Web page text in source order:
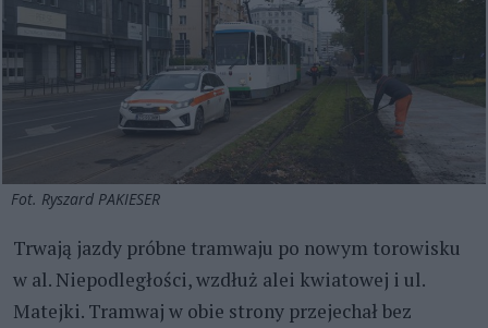
Fot. Ryszard PAKIESER
Trwają jazdy próbne tramwaju po nowym torowisku
w al. Niepodległości, wzdłuż alei kwiatowej i ul.
Matejki. Tramwaj w obie strony przejechał bez